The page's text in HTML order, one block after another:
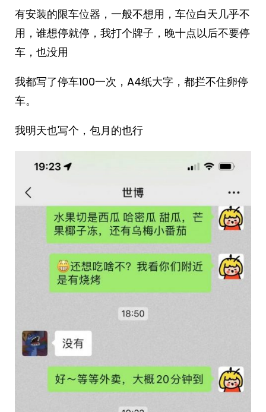
有安装的限车位器，一般不想用，车位白天几乎不
用，谁想停就停，我打个牌子，晚十点以后不要停
车，也没用
我都写了停车100一次，A4纸大字，都拦不住卵停
车。
我明天也写个，包月的也行